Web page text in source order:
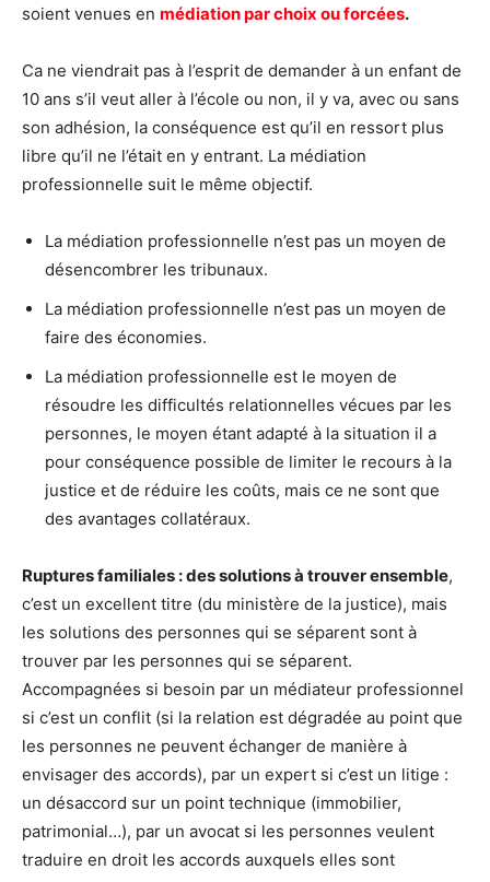
soient venues en médiation par choix ou forcées.
Ca ne viendrait pas à l’esprit de demander à un enfant de
10 ans s’il veut aller à l’école ou non, il y va, avec ou sans
son adhésion, la conséquence est qu’il en ressort plus
libre qu’il ne l’était en y entrant. La médiation
professionnelle suit le même objectif.
La médiation professionnelle n’est pas un moyen de
désencombrer les tribunaux.
La médiation professionnelle n’est pas un moyen de
faire des économies.
La médiation professionnelle est le moyen de
résoudre les difficultés relationnelles vécues par les
personnes, le moyen étant adapté à la situation il a
pour conséquence possible de limiter le recours à la
justice et de réduire les coûts, mais ce ne sont que
des avantages collatéraux.
Ruptures familiales : des solutions à trouver ensemble,
c’est un excellent titre (du ministère de la justice), mais
les solutions des personnes qui se séparent sont à
trouver par les personnes qui se séparent.
Accompagnées si besoin par un médiateur professionnel
si c’est un conflit (si la relation est dégradée au point que
les personnes ne peuvent échanger de manière à
envisager des accords), par un expert si c’est un litige :
un désaccord sur un point technique (immobilier,
patrimonial…), par un avocat si les personnes veulent
traduire en droit les accords auxquels elles sont